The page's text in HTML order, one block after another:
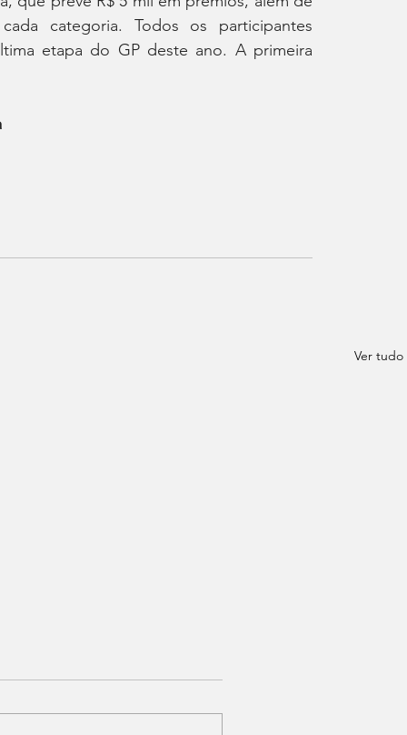
categoria. Todos os participantes
etapa do GP deste ano. A primeira
Ver tudo